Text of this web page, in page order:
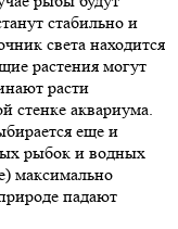
стабильно и
света находится
растения могут
расти
стенке аквариума.
еще и
рыбок и водных
максимально
падают